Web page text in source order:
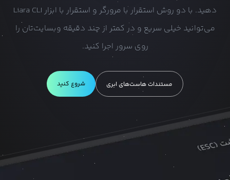
دهید. با دو روش استقرار با مرورگر و استقرار با ابزار Liara CLI
می‌توانید خیلی سریع و در کمتر از چند دقیقه وبسایت‌تان را
روی سرور اجرا کنید.
مستندات هاست‌های ابری شروع کنید